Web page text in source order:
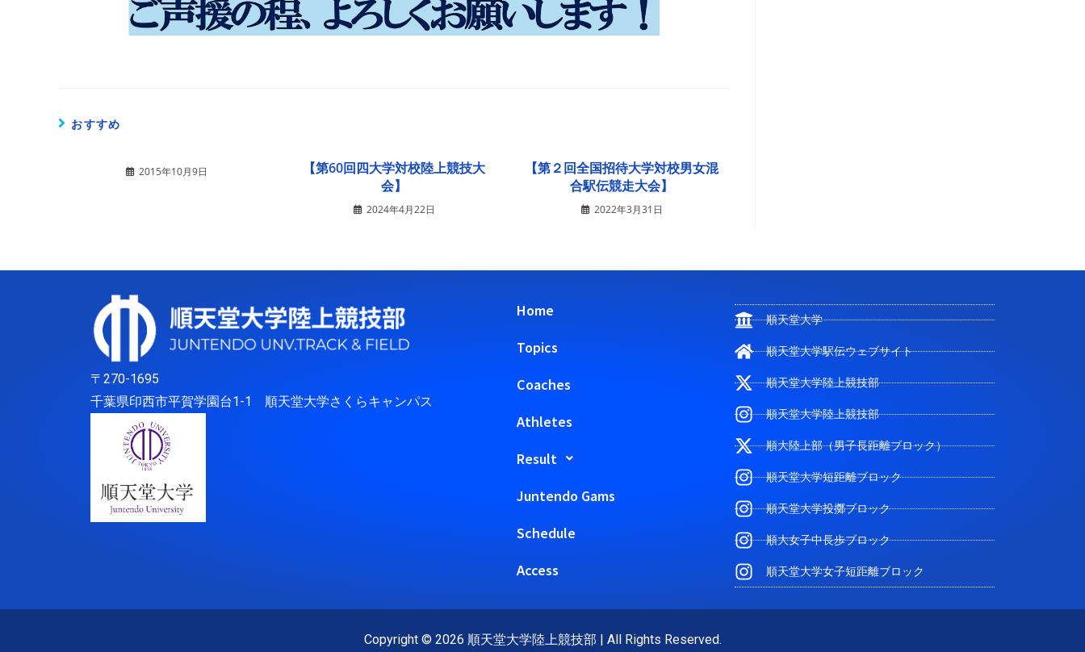
おすすめ
2015年10月9日
【第60回四大学対校陸上競技大
会】
2024年4月22日
【第２回全国招待大学対校男女混
合駅伝競走大会】
2022年3月31日
〒270-1695
千葉県印西市平賀学園台1-1 順天堂大学さくらキャンパス
Home
Topics
Coaches
Athletes
Result
Juntendo Gams
Schedule
Access
順天堂大学
順天堂大学駅伝ウェブサイト
順天堂大学陸上競技部
順天堂大学陸上競技部
順大陸上部（男子長距離ブロック）
順天堂大学短距離ブロック
順天堂大学投擲ブロック
順大女子中長歩ブロック
順天堂大学女子短距離ブロック
Copyright © 2026 順天堂大学陸上競技部 | All Rights Reserved.